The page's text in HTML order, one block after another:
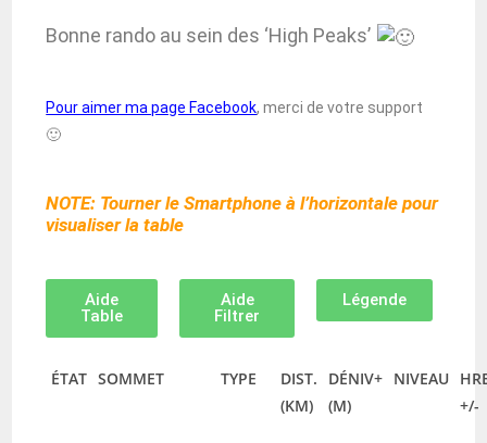
Bonne rando au sein des ‘High Peaks’
Pour aimer ma page Facebook, merci de votre support
🙂
NOTE: Tourner le Smartphone à l’horizontale pour
visualiser la table
Aide
Table
Aide
Filtrer
Légende
ÉTAT SOMMET TYPE
DIST.
(KM)
DÉNIV+
(M)
NIVEAU
+/-